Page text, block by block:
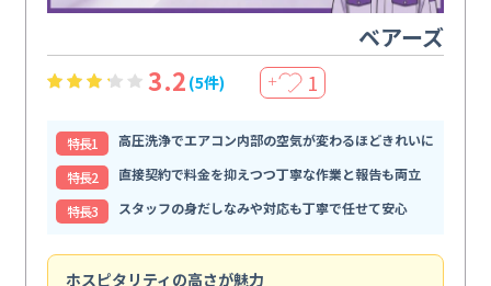
ベアーズ
3.2 (5件) ＋ 1
特⻑1
高圧洗浄でエアコン内部の空気が変わるほどきれいに
特⻑2
直接契約で料金を抑えつつ丁寧な作業と報告も両立
特⻑3
スタッフの身だしなみや対応も丁寧で任せて安心
ホスピタリティの高さが魅力